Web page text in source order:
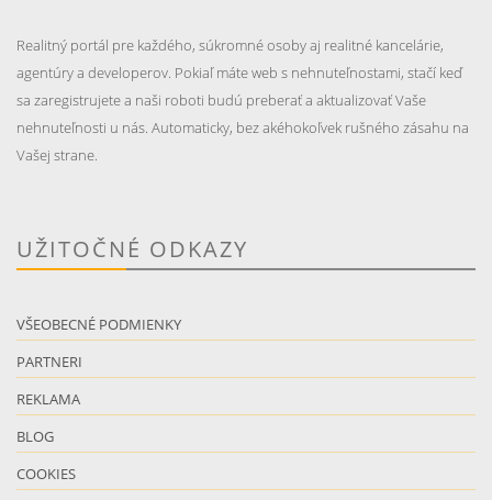
Realitný portál pre každého, súkromné osoby aj realitné kancelárie,
agentúry a developerov. Pokiaľ máte web s nehnuteľnostami, stačí keď
sa zaregistrujete a naši roboti budú preberať a aktualizovať Vaše
nehnuteľnosti u nás. Automaticky, bez akéhokoľvek rušného zásahu na
Vašej strane.
UŽITOČNÉ ODKAZY
VŠEOBECNÉ PODMIENKY
PARTNERI
REKLAMA
BLOG
COOKIES